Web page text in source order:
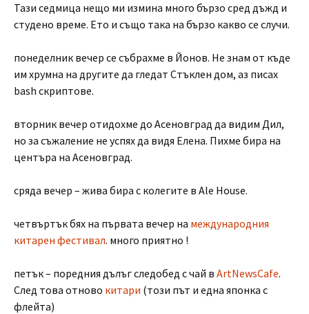
Тази седмица нещо ми измина много бързо сред дъжд и
студено време. Ето и също така на бързо какво се случи.
понеделник вечер се събрахме в Йонов. Не знам от къде
им хрумна на другите да гледат Стъклен дом, аз писах
bash скриптове.
вторник вечер отидохме до Асеновград да видим Дил,
но за съжаление не успях да видя Елена. Пихме бира на
центъра на Асеновград.
сряда вечер – жива бира с колегите в Ale House.
четвъртък бях на първата вечер на международния
китарен фестивал. много приятно !
петък – поредния дълъг следобед с чай в ArtNewsCafe.
След това отново китари (този път и една японка с
флейта)